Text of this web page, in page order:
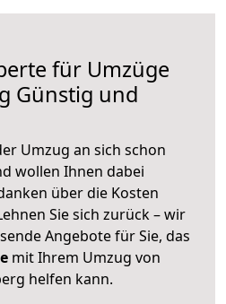
für Umzüge
Günstig und
Umzug an sich schon
wollen Ihnen dabei
über die Kosten
Sie sich zurück – wir
Angebote für Sie, das
mit Ihrem Umzug von
helfen kann.